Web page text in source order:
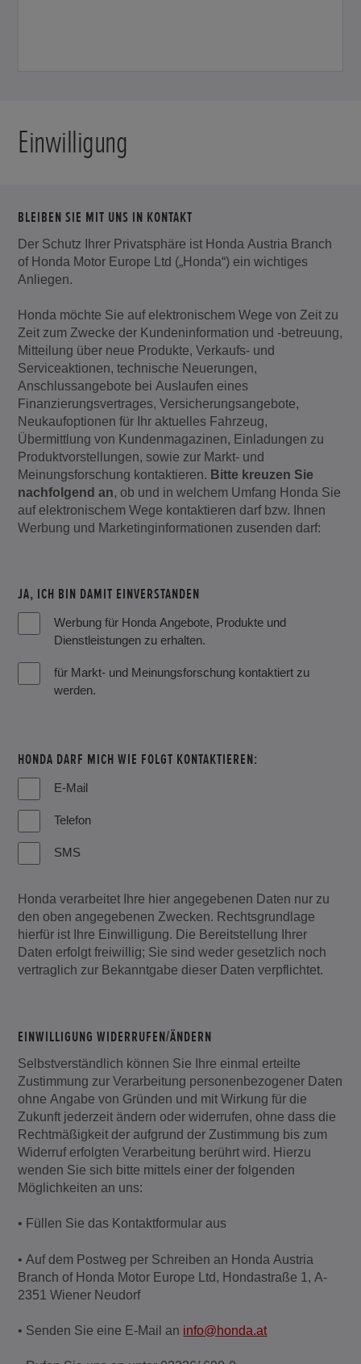
Einwilligung
BLEIBEN SIE MIT UNS IN KONTAKT
Der Schutz Ihrer Privatsphäre ist Honda Austria Branch
of Honda Motor Europe Ltd („Honda“) ein wichtiges
Anliegen.
Honda möchte Sie auf elektronischem Wege von Zeit zu
Zeit zum Zwecke der Kundeninformation und -betreuung,
Mitteilung über neue Produkte, Verkaufs- und
Serviceaktionen, technische Neuerungen,
Anschlussangebote bei Auslaufen eines
Finanzierungsvertrages, Versicherungsangebote,
Neukaufoptionen für Ihr aktuelles Fahrzeug,
Übermittlung von Kundenmagazinen, Einladungen zu
Produktvorstellungen, sowie zur Markt- und
Meinungsforschung kontaktieren. Bitte kreuzen Sie
nachfolgend an, ob und in welchem Umfang Honda Sie
auf elektronischem Wege kontaktieren darf bzw. Ihnen
Werbung und Marketinginformationen zusenden darf:
JA, ICH BIN DAMIT EINVERSTANDEN
Werbung für Honda Angebote, Produkte und
Dienstleistungen zu erhalten.
für Markt- und Meinungsforschung kontaktiert zu
werden.
HONDA DARF MICH WIE FOLGT KONTAKTIEREN:
E-Mail
Telefon
SMS
Honda verarbeitet Ihre hier angegebenen Daten nur zu
den oben angegebenen Zwecken. Rechtsgrundlage
hierfür ist Ihre Einwilligung. Die Bereitstellung Ihrer
Daten erfolgt freiwillig; Sie sind weder gesetzlich noch
vertraglich zur Bekanntgabe dieser Daten verpflichtet.
EINWILLIGUNG WIDERRUFEN/ÄNDERN
Selbstverständlich können Sie Ihre einmal erteilte
Zustimmung zur Verarbeitung personenbezogener Daten
ohne Angabe von Gründen und mit Wirkung für die
Zukunft jederzeit ändern oder widerrufen, ohne dass die
Rechtmäßigkeit der aufgrund der Zustimmung bis zum
Widerruf erfolgten Verarbeitung berührt wird. Hierzu
wenden Sie sich bitte mittels einer der folgenden
Möglichkeiten an uns:
• Füllen Sie das Kontaktformular aus
• Auf dem Postweg per Schreiben an Honda Austria
Branch of Honda Motor Europe Ltd, Hondastraße 1, A-
2351 Wiener Neudorf
• Senden Sie eine E-Mail an info@honda.at